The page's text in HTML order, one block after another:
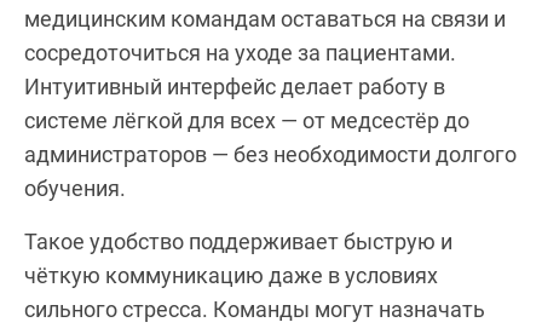
медицинским командам оставаться на связи и
сосредоточиться на уходе за пациентами.
Интуитивный интерфейс делает работу в
системе лёгкой для всех — от медсестёр до
администраторов — без необходимости долгого
обучения.
Такое удобство поддерживает быструю и
чёткую коммуникацию даже в условиях
сильного стресса. Команды могут назначать